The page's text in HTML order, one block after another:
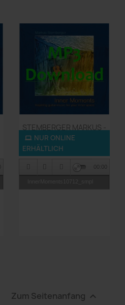
Vorschau
STEMBERGER MARKUS -
Inner...
9,90 €
NUR ONLINE
ERHÄLTLICH
00:00
Zum Seitenanfang 